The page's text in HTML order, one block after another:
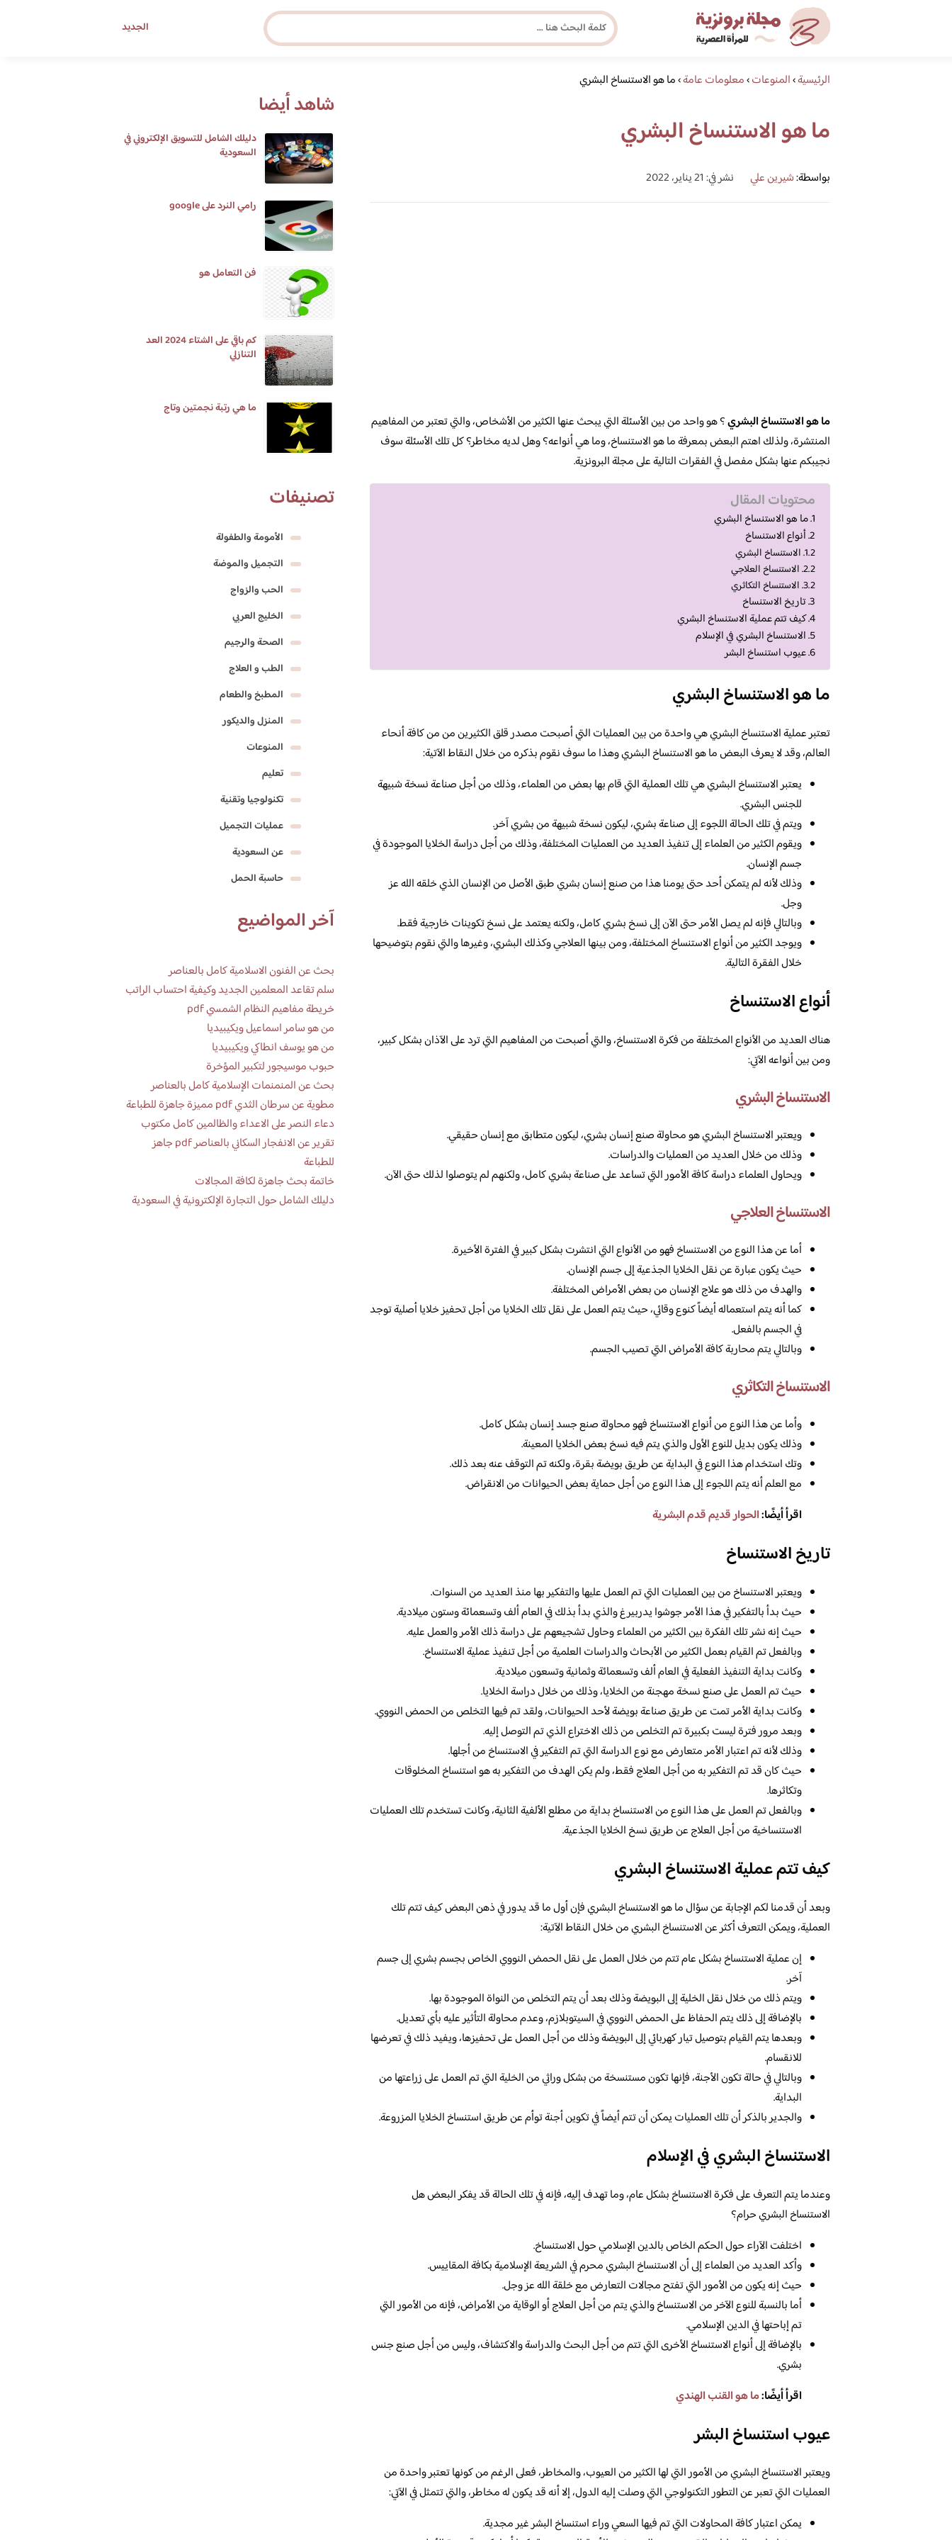
الجديد
مجلة برونزية للفتاة العصرية الرئيسية›المنوعات›معلومات عامة›ما هو الاستنساخ البشري
ما هو الاستنساخ البشري
بواسطة:شيرين علي نشر في: 21 يناير، 2022
ما هو الاستنساخ البشري؟ هو واحد من بين الأسئلة التي يبحث عنها الكثير من الأشخاص، والتي تعتبر من المفاهيم
المنتشرة، ولذلك اهتم البعض بمعرفة ما هو الاستنساخ، وما هي أنواعه؟ وهل لديه مخاطر؟ كل تلك الأسئلة سوف
نجيبكم عنها بشكل مفصل في الفقرات التالية على مجلة البرونزية.
محتويات المقال
ما هو الاستنساخ البشري
أنواع الاستنساخ
الاستنساخ البشري
الاستنساخ العلاجي
الاستنساخ التكاثري
تاريخ الاستنساخ
كيف تتم عملية الاستنساخ البشري
الاستنساخ البشري في الإسلام
عيوب استنساخ البشر
ما هو الاستنساخ البشري
تعتبر عملية الاستنساخ البشري هي واحدة من بين العمليات التي أصبحت مصدر قلق الكثيرين من من كافة أنحاء
العالم، وقد لا يعرف البعض ما هو الاستنساخ البشري وهذا ما سوف نقوم بذكره من خلال النقاط الآتية:
يعتبر الاستنساخ البشري هي تلك العملية التي قام بها بعض من العلماء، وذلك من أجل صناعة نسخة شبيهة
للجنس البشري.
ويتم في تلك الحالة اللجوء إلى صناعة بشري، ليكون نسخة شبيهة من بشري آخر.
ويقوم الكثير من العلماء إلى تنفيذ العديد من العمليات المختلفة، وذلك من أجل دراسة الخلايا الموجودة في
جسم الإنسان.
وذلك لأنه لم يتمكن أحد حتى يومنا هذا من صنع إنسان بشري طبق الأصل من الإنسان الذي خلقه الله عز
وجل.
وبالتالي فإنه لم يصل الأمر حتى الآن إلى نسخ بشري كامل، ولكنه يعتمد على نسخ تكوينات خارجية فقط.
ويوجد الكثير من أنواع الاستنساخ المختلفة، ومن بينها العلاجي وكذلك البشري، وغيرها والتي نقوم بتوضيحها
خلال الفقرة التالية.
أنواع الاستنساخ
هناك العديد من الأنواع المختلفة من فكرة الاستنساخ، والتي أصبحت من المفاهيم التي ترد على الآذان بشكل كبير،
ومن بين أنواعه الآتي:
الاستنساخ البشري
ويعتبر الاستنساخ البشري هو محاولة صنع إنسان بشري، ليكون متطابق مع إنسان حقيقي.
وذلك من خلال العديد من العمليات والدراسات.
ويحاول العلماء دراسة كافة الأمور التي تساعد على صناعة بشري كامل، ولكنهم لم يتوصلوا لذلك حتى الآن.
الاستنساخ العلاجي
أما عن هذا النوع من الاستنساخ فهو من الأنواع التي انتشرت بشكل كبير في الفترة الأخيرة.
حيث يكون عبارة عن نقل الخلايا الجذعية إلى جسم الإنسان.
والهدف من ذلك هو علاج الإنسان من بعض الأمراض المختلفة.
كما أنه يتم استعماله أيضاً كنوع وقائي، حيث يتم العمل على نقل تلك الخلايا من أجل تحفيز خلايا أصلية توجد
في الجسم بالفعل.
وبالتالي يتم محاربة كافة الأمراض التي تصيب الجسم.
الاستنساخ التكاثري
وأما عن هذا النوع من أنواع الاستنساخ فهو محاولة صنع جسد إنسان بشكل كامل.
وذلك يكون بديل للنوع الأول والذي يتم فيه نسخ بعض الخلايا المعينة.
وتك استخدام هذا النوع في البداية عن طريق بويضة بقرة، ولكنه تم التوقف عنه بعد ذلك.
مع العلم أنه يتم اللجوء إلى هذا النوع من أجل حماية بعض الحيوانات من الانقراض.
اقرأ أيضًا:الحوار قديم قدم البشرية
تاريخ الاستنساخ
ويعتبر الاستنساخ من بين العمليات التي تم العمل عليها والتفكير بها منذ العديد من السنوات.
حيث بدأ بالتفكير في هذا الأمر جوشوا يدربيرغ والذي بدأ بذلك في العام ألف وتسعمائة وستون ميلادية.
حيث إنه نشر تلك الفكرة بين الكثير من العلماء وحاول تشجيعهم على دراسة ذلك الأمر والعمل عليه.
وبالفعل تم القيام بعمل الكثير من الأبحاث والدراسات العلمية من أجل تنفيذ عملية الاستنساخ.
وكانت بداية التنفيذ الفعلية في العام ألف وتسعمائة وثمانية وتسعون ميلادية.
حيث تم العمل على صنع نسخة مهجنة من الخلايا، وذلك من خلال دراسة الخلايا.
وكانت بداية الأمر تمت عن طريق صناعة بويضة لأحد الحيوانات، ولقد تم فيها التخلص من الحمض النووي.
وبعد مرور فترة ليست بكبيرة تم التخلص من ذلك الاختراع الذي تم التوصل إليه.
وذلك لأنه تم اعتبار الأمر متعارض مع نوع الدراسة التي تم التفكير في الاستنساخ من أجلها.
حيث كان قد تم التفكير به من أجل العلاج فقط، ولم يكن الهدف من التفكير به هو استنساخ المخلوقات
وتكاثرها.
وبالفعل تم العمل على هذا النوع من الاستنساخ بداية من مطلع الألفية الثانية، وكانت تستخدم تلك العمليات
الاستنساخية من أجل العلاج عن طريق نسخ الخلايا الجذعية.
كيف تتم عملية الاستنساخ البشري
وبعد أن قدمنا لكم الإجابة عن سؤال ما هو الاستنساخ البشري فإن أول ما قد يدور في ذهن البعض كيف تتم تلك
العملية، ويمكن التعرف أكثر عن الاستنساخ البشري من خلال النقاط الآتية:
إن عملية الاستنساخ بشكل عام تتم من خلال العمل على نقل الحمض النووي الخاص بجسم بشري إلى جسم
آخر.
ويتم ذلك من خلال نقل الخلية إلى البويضة وذلك بعد أن يتم التخلص من النواة الموجودة بها.
بالإضافة إلى ذلك يتم الحفاظ على الحمض النووي في السيتوبلازم، وعدم محاولة التأثير عليه بأي تعديل.
وبعدها يتم القيام بتوصيل تيار كهربائي إلى البويضة وذلك من أجل العمل على تحفيزها، ويفيد ذلك في تعرضها
للانقسام.
وبالتالي في حالة تكون الأجنة، فإنها تكون مستنسخة من بشكل وراثي من الخلية التي تم العمل على زراعتها من
البداية.
والجدير بالذكر أن تلك العمليات يمكن أن تتم أيضاً في تكوين أجنة توأم عن طريق استنساخ الخلايا المزروعة.
الاستنساخ البشري في الإسلام
وعندما يتم التعرف على فكرة الاستنساخ بشكل عام، وما تهدف إليه، فإنه في تلك الحالة قد يفكر البعض هل
الاستنساخ البشري حرام؟
اختلفت الآراء حول الحكم الخاص بالدين الإسلامي حول الاستنساخ.
وأكد العديد من العلماء إلى أن الاستنساخ البشري محرم في الشريعة الإسلامية بكافة المقاييس.
حيث إنه يكون من الأمور التي تفتح مجالات التعارض مع خلقة الله عز وجل.
أما بالنسبة للنوع الآخر من الاستنساخ والذي يتم من أجل العلاج أو الوقاية من الأمراض، فإنه من الأمور التي
تم إباحتها في الدين الإسلامي.
بالإضافة إلى أنواع الاستنساخ الأخرى التي تتم من أجل البحث والدراسة والاكتشاف، وليس من أجل صنع جنس
بشري.
اقرأ أيضًا:ما هو القنب الهندي
عيوب استنساخ البشر
ويعتبر الاستنساخ البشري من الأمور التي لها الكثير من العيوب، والمخاطر، فعلى الرغم من كونها تعتبر واحدة من
العمليات التي تعبر عن التطور التكنولوجي التي وصلت إليه الدول، إلا أنه قد يكون له مخاطر، والتي تتمثل في الآتي:
يمكن اعتبار كافة المحاولات التي تم فيها السعي وراء استنساخ البشر غير مجدية.
شاهد أيضا
دليلك الشامل للتسويق الإلكتروني في
السعودية
رامي النرد على google
فن التعامل هو
كم باقي على الشتاء 2024 العد
التنازلي
ما هي رتبة نجمتين وتاج
تصنيفات
الأمومة والطفولة
التجميل والموضة
الحب والزواج
الخليج العربي
الصحة والرجيم
الطب و العلاج
المطبخ والطعام
المنزل والديكور
المنوعات
تعليم
تكنولوجيا وتقنية
عمليات التجميل
عن السعودية
حاسبة الحمل
آخر المواضيع
بحث عن الفنون الاسلامية كامل بالعناصر
سلم تقاعد المعلمين الجديد وكيفية احتساب الراتب
خريطة مفاهيم النظام الشمسي pdf
من هو سامر اسماعيل ويكيبيديا
من هو يوسف انطاكي ويكيبيديا
حبوب موسيجور لتكبير المؤخرة
بحث عن المنمنمات الإسلامية كامل بالعناصر
مطوية عن سرطان الثدي pdf مميزة جاهزة للطباعة
دعاء النصر على الاعداء والظالمين كامل مكتوب
تقرير عن الانفجار السكاني بالعناصر pdf جاهز
للطباعة
خاتمة بحث جاهزة لكافة المجالات
دليلك الشامل حول التجارة الإلكترونية في السعودية